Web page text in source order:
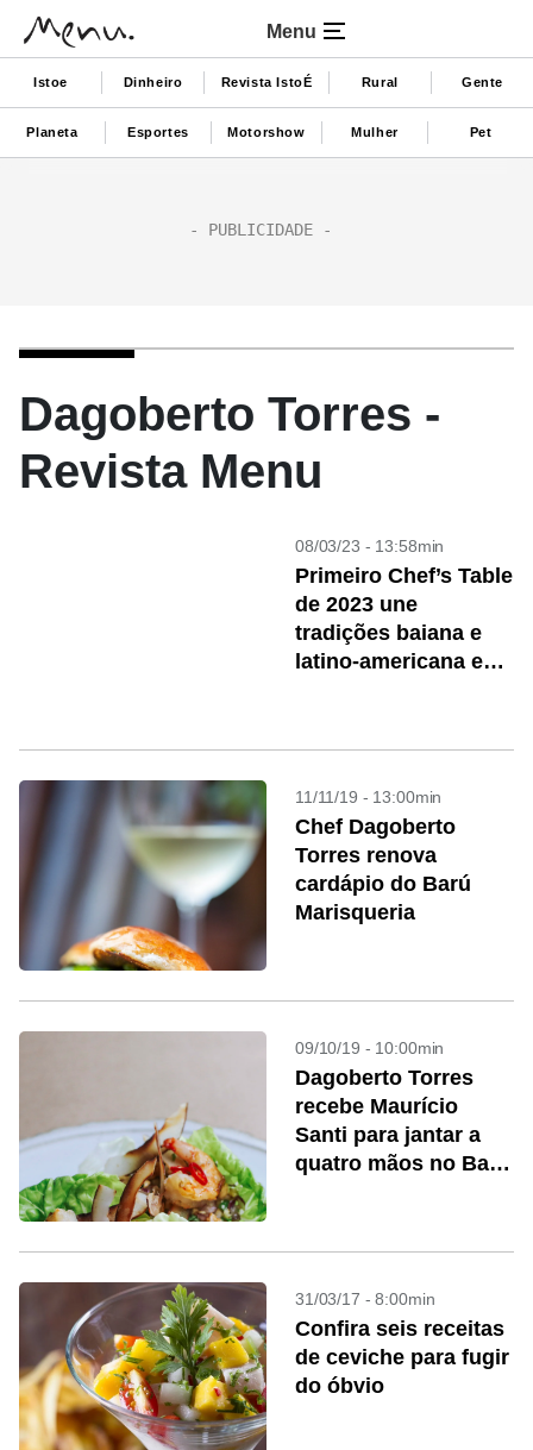
Menu
Istoe Dinheiro Revista IstoÉ Rural Gente
Planeta Esportes Motorshow Mulher Pet
Dagoberto Torres -
Revista Menu
08/03/23 - 13:58min
Primeiro Chef’s Table
de 2023 une
tradições baiana e
latino-americana em
11/11/19 - 13:00min
Chef Dagoberto
Torres renova
cardápio do Barú
Marisqueria
09/10/19 - 10:00min
Dagoberto Torres
recebe Maurício
Santi para jantar a
quatro mãos no Barú
31/03/17 - 8:00min
Confira seis receitas
de ceviche para fugir
do óbvio